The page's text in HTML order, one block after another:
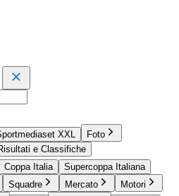
XXL
Foto
e Classifiche
Coppa Italia
Supercoppa Italiana
Squadre Mercato
Motori